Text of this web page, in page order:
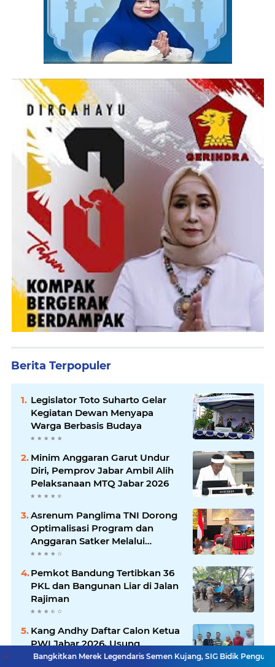
Berita Terpopuler
Legislator Toto Suharto Gelar
Kegiatan Dewan Menyapa
Warga Berbasis Budaya
Minim Anggaran Garut Undur
Diri, Pemprov Jabar Ambil Alih
Pelaksanaan MTQ Jabar 2026
Asrenum Panglima TNI Dorong
Optimalisasi Program dan
Anggaran Satker Melalui
Evaluasi Kinerja
Pemkot Bandung Tertibkan 36
PKL dan Bangunan Liar di Jalan
Rajiman
Kang Andhy Daftar Calon Ketua
PWI Jabar 2026, Usung
Program Kesejahteraan
Merek Legendaris Semen Kujang, SIG Bidik Penguatan Dominasi